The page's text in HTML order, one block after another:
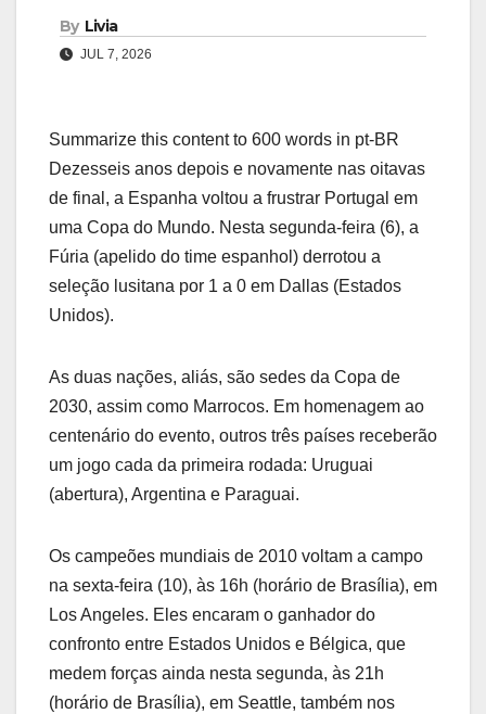
By Livia
JUL 7, 2026
Summarize this content to 600 words in pt-BR
Dezesseis anos depois e novamente nas oitavas
de final, a Espanha voltou a frustrar Portugal em
uma Copa do Mundo. Nesta segunda-feira (6), a
Fúria (apelido do time espanhol) derrotou a
seleção lusitana por 1 a 0 em Dallas (Estados
Unidos).
As duas nações, aliás, são sedes da Copa de
2030, assim como Marrocos. Em homenagem ao
centenário do evento, outros três países receberão
um jogo cada da primeira rodada: Uruguai
(abertura), Argentina e Paraguai.
Os campeões mundiais de 2010 voltam a campo
na sexta-feira (10), às 16h (horário de Brasília), em
Los Angeles. Eles encaram o ganhador do
confronto entre Estados Unidos e Bélgica, que
medem forças ainda nesta segunda, às 21h
(horário de Brasília), em Seattle, também nos